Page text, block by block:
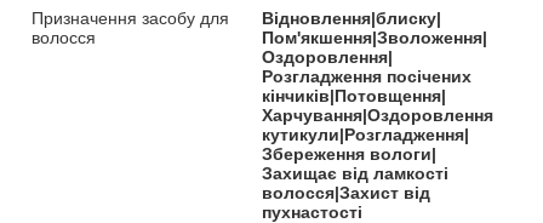
Призначення засобу для
волосся
Відновлення|блиску|
Пом'якшення|Зволоження|
Оздоровлення|
Розгладження посічених
кінчиків|Потовщення|
Харчування|Оздоровлення
кутикули|Розгладження|
Збереження вологи|
Захищає від ламкості
волосся|Захист від
пухнастості